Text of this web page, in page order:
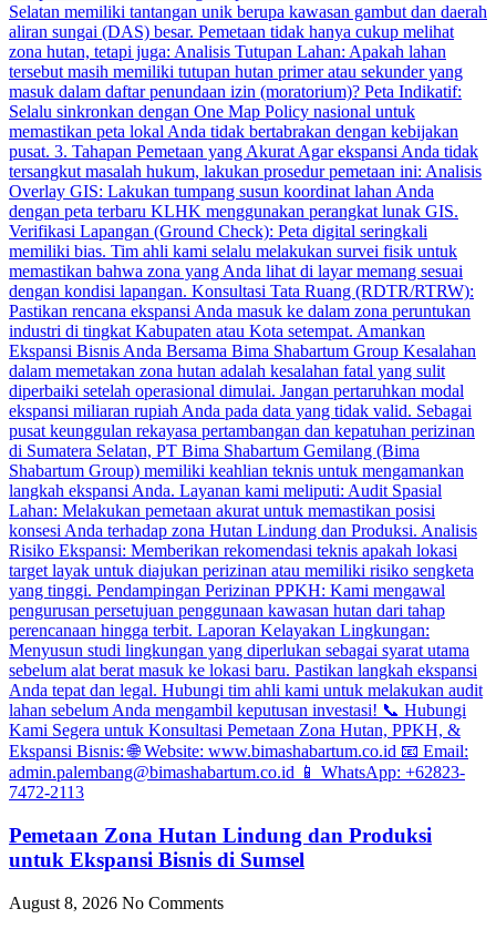
Pemetaan Zona Hutan Lindung dan Produksi
untuk Ekspansi Bisnis di Sumsel
August 8, 2026 No Comments